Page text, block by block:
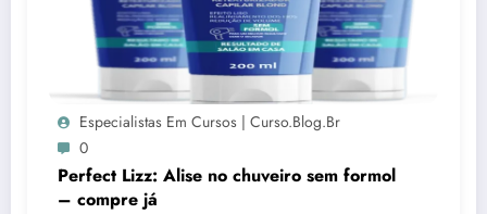
Especialistas Em Cursos | Curso.blog.br
0
Perfect Lizz: Alise no chuveiro sem formol
– compre já